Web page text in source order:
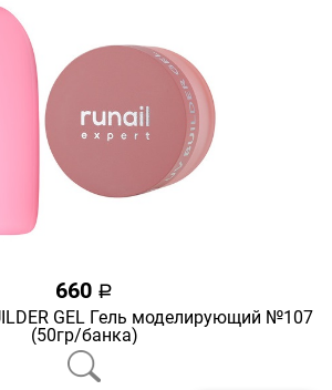
660 a
GEL Гель моделирующий №107
(50гр/банка)